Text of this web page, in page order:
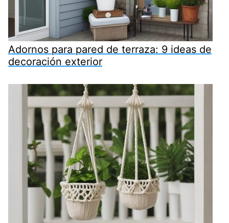
Adornos para pared de terraza: 9 ideas de
decoración exterior